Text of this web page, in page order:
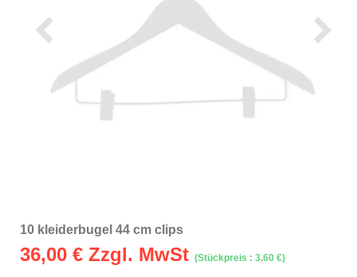
10 kleiderbugel 44 cm clips
36,00 € Zzgl. MwSt (Stückpreis : 3.60 €)